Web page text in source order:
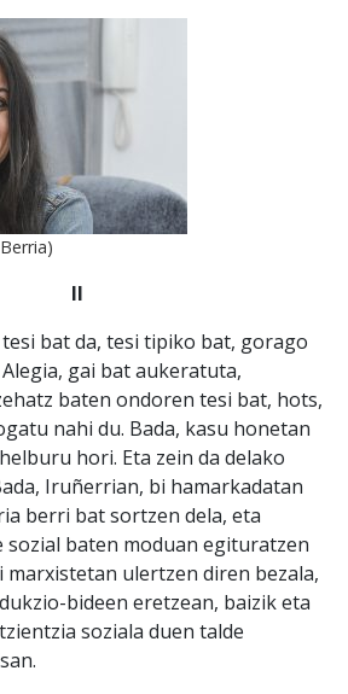
II
bat da, tesi tipiko bat, gorago
gai bat aukeratuta,
baten ondoren tesi bat, hots,
nahi du. Bada, kasu honetan
hori. Eta zein da delako
Iruñerrian, bi hamarkadatan
berri bat sortzen dela, eta
sozial baten moduan egituratzen
marxistetan ulertzen diren bezala,
bideen eretzean, baizik eta
soziala duen talde